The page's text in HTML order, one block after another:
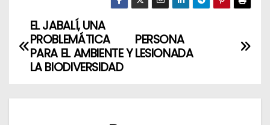
N
a
PERSONA
LESIONADA
EL JABALÍ, UNA
PROBLEMÁTICA
PARA EL AMBIENTE Y
LA BIODIVERSIDAD